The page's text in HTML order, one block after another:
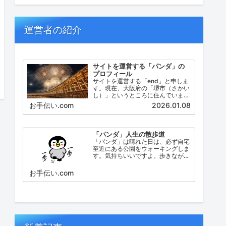
運営者の紹介
サイトを運営する「パンダ」の
プロフィール
サイトを運営する「end」と申しま
す。現在、大阪府の「堺市（さかい
し）」というところに住んでいま
す。堺市（さかいし）は、大阪府の
泉北地域にある政令指定都市で、府
内では大阪市に次いで人口が多い都
お手伝い.com 2026.01.08
「パンダ」人生の散歩道
「パンダ」は晴れた日は、必ず自宅
至近にある公園をウォーキングしま
す。気持ちいいですよ。歩きなが
お手伝い.com